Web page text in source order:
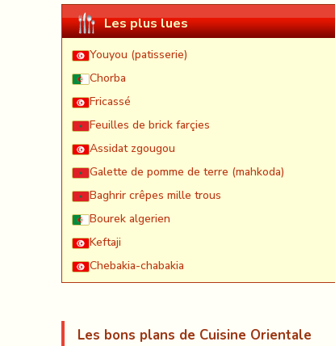
Les plus lues
Youyou (patisserie)
Chorba
Fricassé
Feuilles de brick farçies
Assidat zgougou
Galette de pomme de terre (mahkoda)
Baghrir crêpes mille trous
Bourek algerien
Keftaji
Chebakia-chabakia
Les bons plans de Cuisine Orientale